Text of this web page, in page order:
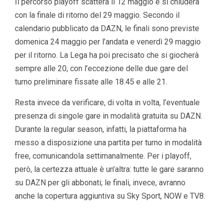
con la finale di ritorno del 29 maggio. Secondo il
calendario pubblicato da DAZN, le finali sono previste
domenica 24 maggio per l’andata e venerdì 29 maggio
per il ritorno. La Lega ha poi precisato che si giocherà
sempre alle 20, con l’eccezione delle due gare del
turno preliminare fissate alle 18.45 e alle 21.
Resta invece da verificare, di volta in volta, l’eventuale
presenza di singole gare in modalità gratuita su DAZN.
Durante la regular season, infatti, la piattaforma ha
messo a disposizione una partita per turno in modalità
free, comunicandola settimanalmente. Per i playoff,
però, la certezza attuale è un’altra: tutte le gare saranno
su DAZN per gli abbonati; le finali, invece, avranno
anche la copertura aggiuntiva su Sky Sport, NOW e TV8.